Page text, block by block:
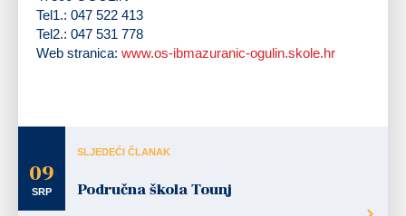
Tel1.: 047 522 413
Tel2.: 047 531 778
Web stranica: www.os-ibmazuranic-ogulin.skole.hr
09
SRP
SLJEDEĆI ČLANAK
Područna škola Tounj